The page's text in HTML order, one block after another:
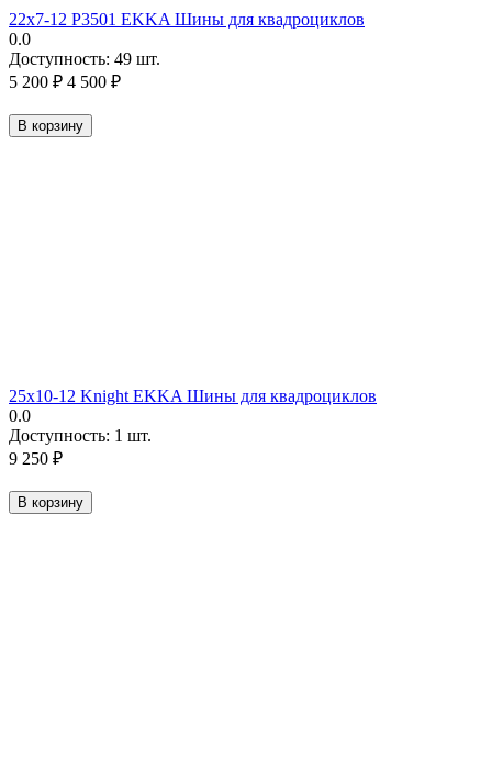
22х7-12 P3501 EKKA Шины для квадроциклов
0.0
Доступность: 49 шт.
5 200 ₽ 4 500 ₽
В корзину
25х10-12 Knight EKKA Шины для квадроциклов
0.0
Доступность: 1 шт.
9 250 ₽
В корзину